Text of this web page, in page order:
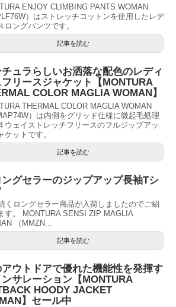
ENJOY CLIMBING PANTS WOMAN
）はストレッチコットンを使用したレデ
ロングパンツです。
記事を読む
チュラらしいお洒落な配色のレディ
フリースジャケット【MONTURA
COLOR MAGLIA WOMAN】
THERMAL COLOR MAGLIA WOMAN
）は内側をグリッド仕様に微起毛処理
ウェイストレッチフリースのフルジップアッ
ケットです。
記事を読む
ングセラーのジップアップ長袖Tシ
くロングセラー商品が入荷しましたのでご紹
す。 MONTURA SENSI ZIP MAGLIA
（MMZN...
記事を読む
ウトドアで優れた機能性を発揮す
サレーション【MONTURA
HOODY JACKET
】セール中